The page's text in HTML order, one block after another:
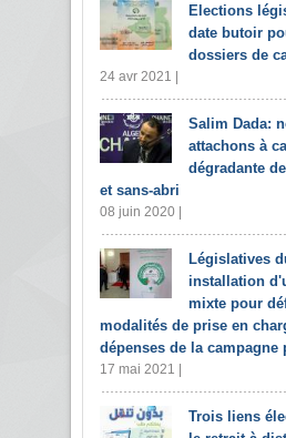
Elections
date butoir
dossiers de
24 avr 2021 |
Salim Dada:
attachons à
dégradante
et sans-abri
08 juin 2020 |
Législatives
installation
mixte pour
modalités de prise en
dépenses de la campagne
17 mai 2021 |
Trois liens